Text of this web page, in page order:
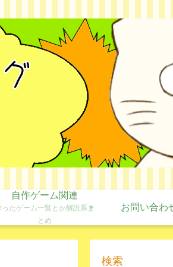
自作ゲーム関連
ったゲーム一覧とか解説系ま
とめ
お問い合わ
検索